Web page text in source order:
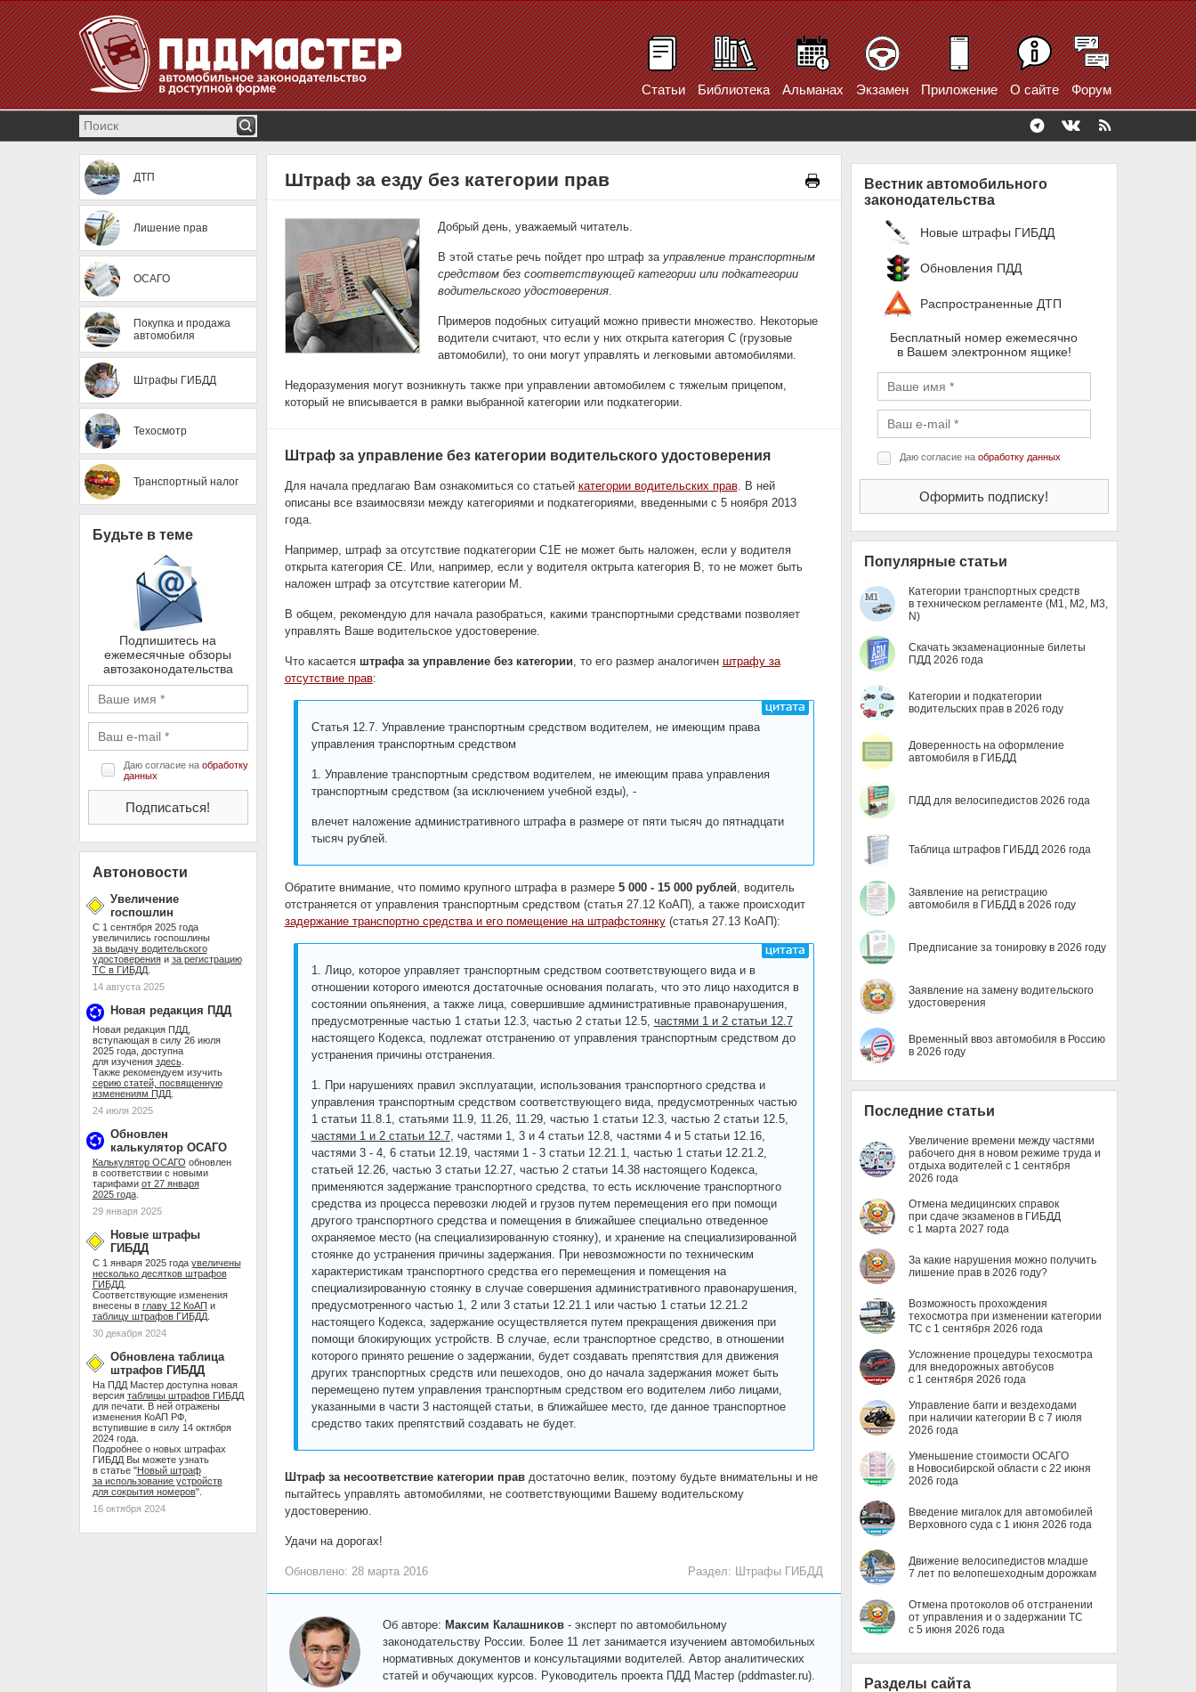
Статьи Библиотека Альманах Экзамен Приложение О сайте Форум
ДТП
Лишение прав
ОСАГО
Покупка и продажа
автомобиля
Штрафы ГИБДД
Техосмотр
Транспортный налог
Будьте в теме
Подпишитесь на
ежемесячные обзоры
автозаконодательства
Даю согласие на обработку
данных
Автоновости
Увеличение
госпошлин
С 1 сентября 2025 года
увеличились госпошлины
за выдачу водительского
удостоверенияи за регистрацию
ТС в ГИБДД.
14 августа 2025
Новая редакция ПДД
Новая редакция ПДД,
вступающая в силу 26 июля
2025 года, доступна
для изучения здесь.
Также рекомендуем изучить
серию статей, посвященную
изменениям ПДД.
24 июля 2025
Обновлен
калькулятор ОСАГО
Калькулятор ОСАГО обновлен
в соответствии с новыми
тарифами от 27 января
2025 года.
29 января 2025
Новые штрафы
ГИБДД
С 1 января 2025 года увеличены
несколько десятков штрафов
ГИБДД.
Соответствующие изменения
внесены в главу 12 КоАП и
таблицу штрафов ГИБДД.
30 декабря 2024
Обновлена таблица
штрафов ГИБДД
На ПДД Мастер доступна новая
версия таблицы штрафов ГИБДД
для печати. В ней отражены
изменения КоАП РФ,
вступившие в силу 14 октября
2024 года.
Подробнее о новых штрафах
ГИБДД Вы можете узнать
в статье "Новый штраф
за использование устройств
для сокрытия номеров".
16 октября 2024
Штраф за езду без категории прав
Добрый день, уважаемый читатель.
В этой статье речь пойдет про штраф за управление транспортным
средством без соответствующей категории или подкатегории
водительского удостоверения.
Примеров подобных ситуаций можно привести множество. Некоторые
водители считают, что если у них открыта категория C (грузовые
автомобили), то они могут управлять и легковыми автомобилями.
Недоразумения могут возникнуть также при управлении автомобилем с тяжелым прицепом,
который не вписывается в рамки выбранной категории или подкатегории.
Штраф за управление без категории водительского удостоверения
Для начала предлагаю Вам ознакомиться со статьей категории водительских прав. В ней
описаны все взаимосвязи между категориями и подкатегориями, введенными с 5 ноября 2013
года.
Например, штраф за отсутствие подкатегории C1E не может быть наложен, если у водителя
открыта категория CE. Или, например, если у водителя октрыта категория B, то не может быть
наложен штраф за отсутствие категории М.
В общем, рекомендую для начала разобраться, какими транспортными средствами позволяет
управлять Ваше водительское удостоверение.
Что касается штрафа за управление без категории, то его размер аналогичен штрафу за
отсутствие прав:
Статья 12.7. Управление транспортным средством водителем, не имеющим права
управления транспортным средством
1. Управление транспортным средством водителем, не имеющим права управления
транспортным средством (за исключением учебной езды), -
влечет наложение административного штрафа в размере от пяти тысяч до пятнадцати
тысяч рублей.
Обратите внимание, что помимо крупного штрафа в размере 5 000 - 15 000 рублей, водитель
отстраняется от управления транспортным средством (статья 27.12 КоАП), а также происходит
задержание транспортно средства и его помещение на штрафстоянку(статья 27.13 КоАП):
1. Лицо, которое управляет транспортным средством соответствующего вида и в
отношении которого имеются достаточные основания полагать, что это лицо находится в
состоянии опьянения, а также лица, совершившие административные правонарушения,
предусмотренные частью 1 статьи 12.3, частью 2 статьи 12.5, частями 1 и 2 статьи 12.7
настоящего Кодекса, подлежат отстранению от управления транспортным средством до
устранения причины отстранения.
1. При нарушениях правил эксплуатации, использования транспортного средства и
управления транспортным средством соответствующего вида, предусмотренных частью
1 статьи 11.8.1, статьями 11.9, 11.26, 11.29, частью 1 статьи 12.3, частью 2 статьи 12.5,
частями 1 и 2 статьи 12.7, частями 1, 3 и 4 статьи 12.8, частями 4 и 5 статьи 12.16,
частями 3 - 4, 6 статьи 12.19, частями 1 - 3 статьи 12.21.1, частью 1 статьи 12.21.2,
статьей 12.26, частью 3 статьи 12.27, частью 2 статьи 14.38 настоящего Кодекса,
применяются задержание транспортного средства, то есть исключение транспортного
средства из процесса перевозки людей и грузов путем перемещения его при помощи
другого транспортного средства и помещения в ближайшее специально отведенное
охраняемое место (на специализированную стоянку), и хранение на специализированной
стоянке до устранения причины задержания. При невозможности по техническим
характеристикам транспортного средства его перемещения и помещения на
специализированную стоянку в случае совершения административного правонарушения,
предусмотренного частью 1, 2 или 3 статьи 12.21.1 или частью 1 статьи 12.21.2
настоящего Кодекса, задержание осуществляется путем прекращения движения при
помощи блокирующих устройств. В случае, если транспортное средство, в отношении
которого принято решение о задержании, будет создавать препятствия для движения
других транспортных средств или пешеходов, оно до начала задержания может быть
перемещено путем управления транспортным средством его водителем либо лицами,
указанными в части 3 настоящей статьи, в ближайшее место, где данное транспортное
средство таких препятствий создавать не будет.
Штраф за несоответствие категории правдостаточно велик, поэтому будьте внимательны и не
пытайтесь управлять автомобилями, не соответствующими Вашему водительскому
удостоверению.
Удачи на дорогах!
Обновлено: 28 марта 2016 Раздел: Штрафы ГИБДД
Об авторе: Максим Калашников- эксперт по автомобильному
законодательству России. Более 11 лет занимается изучением автомобильных
нормативных документов и консультациями водителей. Автор аналитических
статей и обучающих курсов. Руководитель проекта ПДД Мастер (pddmaster.ru).
Вестник автомобильного
законодательства
Новые штрафы ГИБДД
Обновления ПДД
Распространенные ДТП
Бесплатный номер ежемесячно
в Вашем электронном ящике!
Даю согласие на обработку данных
Популярные статьи
Категории транспортных средств
в техническом регламенте (M1, M2, M3,
N)
Скачать экзаменационные билеты
ПДД 2026 года
Категории и подкатегории
водительских прав в 2026 году
Доверенность на оформление
автомобиля в ГИБДД
ПДД для велосипедистов 2026 года
Таблица штрафов ГИБДД 2026 года
Заявление на регистрацию
автомобиля в ГИБДД в 2026 году
Предписание за тонировку в 2026 году
Заявление на замену водительского
удостоверения
Временный ввоз автомобиля в Россию
в 2026 году
Последние статьи
Увеличение времени между частями
рабочего дня в новом режиме труда и
отдыха водителей с 1 сентября
2026 года
Отмена медицинских справок
при сдаче экзаменов в ГИБДД
с 1 марта 2027 года
За какие нарушения можно получить
лишение прав в 2026 году?
Возможность прохождения
техосмотра при изменении категории
ТС с 1 сентября 2026 года
Усложнение процедуры техосмотра
для внедорожных автобусов
с 1 сентября 2026 года
Управление багги и вездеходами
при наличии категории B с 7 июля
2026 года
Уменьшение стоимости ОСАГО
в Новосибирской области с 22 июня
2026 года
Введение мигалок для автомобилей
Верховного суда с 1 июня 2026 года
Движение велосипедистов младше
7 лет по велопешеходным дорожкам
Отмена протоколов об отстранении
от управления и о задержании ТС
с 5 июня 2026 года
Разделы сайта